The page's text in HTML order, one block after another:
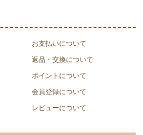
お支払いについて
返品・交換について
ポイントについて
会員登録について
レビューについて